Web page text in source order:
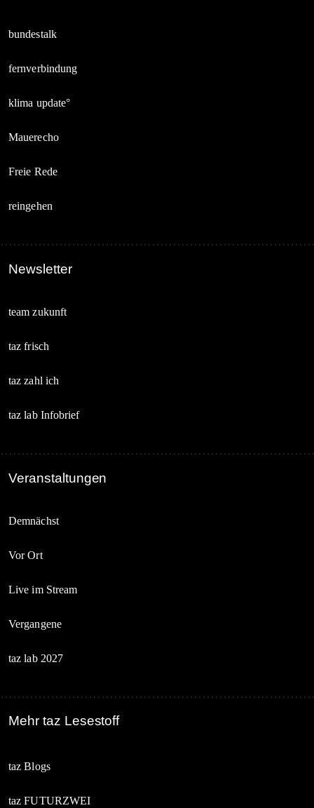
bundestalk
fernverbindung
klima update°
Mauerecho
Freie Rede
reingehen
Newsletter
team zukunft
taz frisch
taz zahl ich
taz lab Infobrief
Veranstaltungen
Demnächst
Vor Ort
Live im Stream
Vergangene
taz lab 2027
Mehr taz Lesestoff
taz Blogs
taz FUTURZWEI